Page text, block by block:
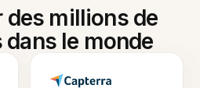
des millions de
le monde